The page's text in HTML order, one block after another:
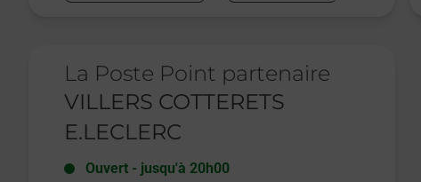
La Poste Point partenaire
VILLERS COTTERETS
E.LECLERC
Ouvert - jusqu'à 20h00